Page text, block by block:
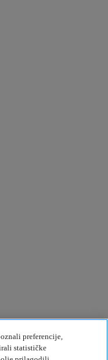
preferencije,
statističke